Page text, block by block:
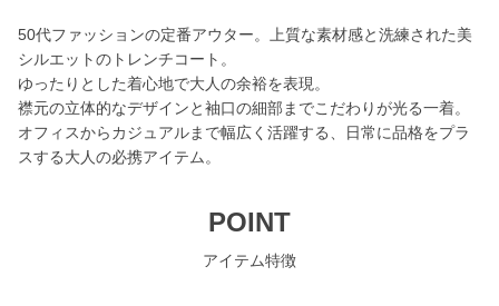
50代ファッションの定番アウター。上質な素材感と洗練された美
シルエットのトレンチコート。
ゆったりとした着心地で大人の余裕を表現。
襟元の立体的なデザインと袖口の細部までこだわりが光る一着。
オフィスからカジュアルまで幅広く活躍する、日常に品格をプラ
スする大人の必携アイテム。
POINT
アイテム特徴